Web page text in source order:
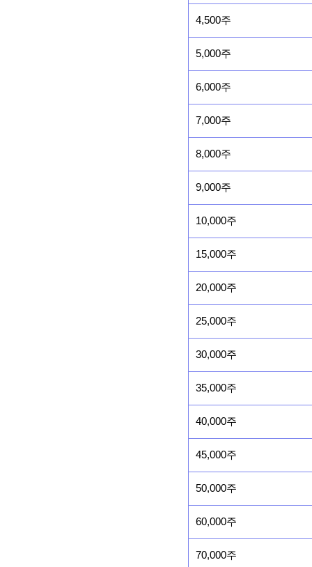
4,500주
5,000주
6,000주
7,000주
8,000주
9,000주
10,000주
15,000주
20,000주
25,000주
30,000주
35,000주
40,000주
45,000주
50,000주
60,000주
70,000주